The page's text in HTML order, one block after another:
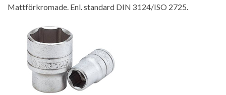
Mattförkromade. Enl. standard DIN 3124/ISO 2725.